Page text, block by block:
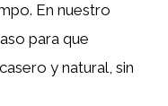
En nuestro
para que
y natural, sin